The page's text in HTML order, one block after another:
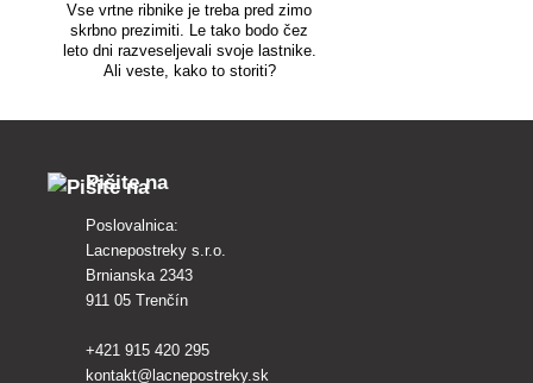
Vse vrtne ribnike je treba pred zimo
skrbno prezimiti. Le tako bodo čez
leto dni razveseljevali svoje lastnike.
Ali veste, kako to storiti?
Pišite na
Poslovalnica:
Lacnepostreky s.r.o.
Brnianska 2343
911 05 Trenčín
+421 915 420 295
kontakt@lacnepostreky.sk